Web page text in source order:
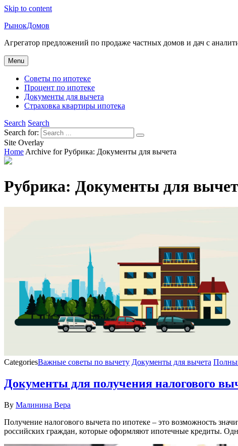
Skip to content
РынокДомов
Агрегатор предложений по продаже частных домов и дач с
Menu
Советы по ипотеке
Процент по ипотеке
Документы для вычета
Страховка квартиры ипотека
Search Search
Search for:
Site Overlay
Home Archive forРубрика: Документы для вычета
Рубрика: Документы для
CategoriesВажные советы по вычету Документы для вычета
Документы для получения налогового
By Малинина Вера
Получение налогового вычета по ипотеке – это возможность
российских граждан, которые оформляют ипотечные кредиты.